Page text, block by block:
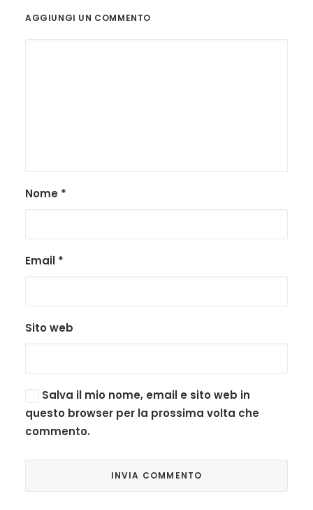
AGGIUNGI UN COMMENTO
Nome *
Email *
Sito web
Salva il mio nome, email e sito web in
questo browser per la prossima volta che
commento.